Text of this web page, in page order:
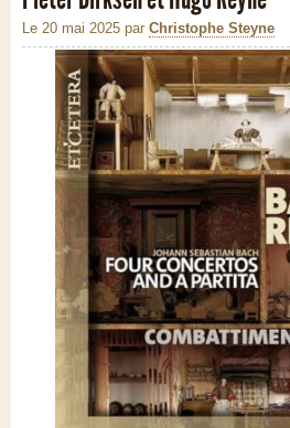
Le 20 mai 2025 par Christophe Steyne